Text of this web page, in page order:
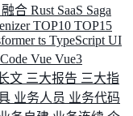
融合 Rust SaaS Saga
TOP10 TOP15
ts TypeScript UI
Vue Vue3
文 三大报告 三大指
业务人员 业务代码